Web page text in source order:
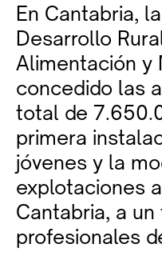
En Cantabria,
Desarrollo
Alimentación y
concedido las
total de
primera
jóvenes y la
explotaciones
Cantabria, a
profesionales